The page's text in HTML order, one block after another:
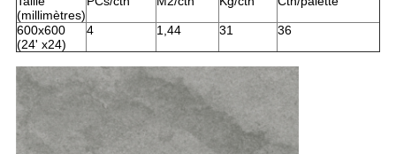
(millimètres)
600x600
(24' x24)
4 1,44 31 36